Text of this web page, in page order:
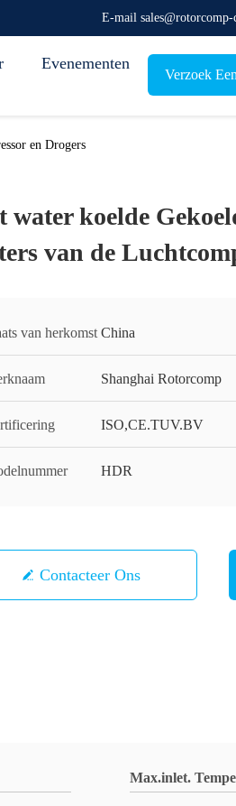
E-mail sales@rotorcomp-
Evenementen
Verzoek
en Drogers
water koelde
van de
van herkomst China
Shanghai Rotorcomp
ISO,CE.TUV.BV
HDR
Contacteer Ons
Max.inlet.